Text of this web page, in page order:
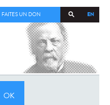
EN
FAITES UN DON